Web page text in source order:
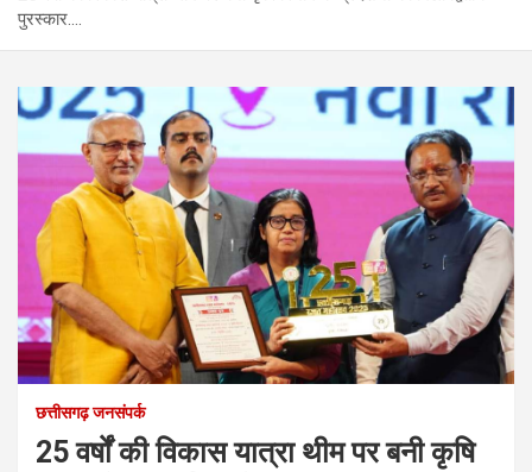
पुरस्कार….
छत्तीसगढ़ जनसंपर्क
25 वर्षों की विकास यात्रा थीम पर बनी कृषि